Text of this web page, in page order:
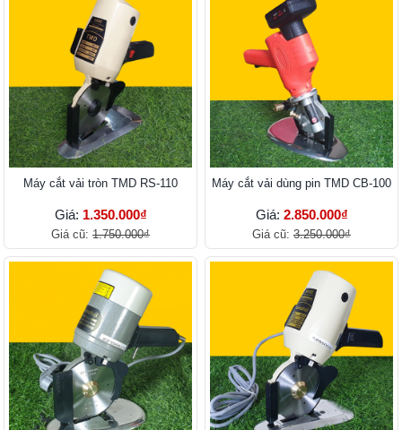
Máy cắt vải tròn TMD RS-110
Giá: 1.350.000₫
Giá cũ: 1.750.000₫
Máy cắt vải dùng pin TMD CB-100
Giá: 2.850.000₫
Giá cũ: 3.250.000₫